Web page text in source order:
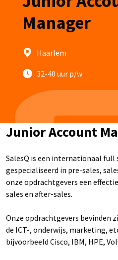
Manager
Haarlem
32-40 uur p/w
Junior Account
SalesQ is een internationaal full
gespecialiseerd in pre-sales,
onze opdrachtgevers een
sales en after-sales.
Onze opdrachtgevers bevinden
de ICT-, onderwijs, marketing,
bijvoorbeeld Cisco, IBM, HPE,